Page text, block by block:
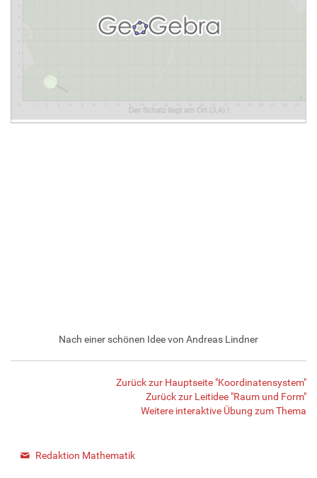
Nach einer schönen Idee von Andreas Lindner
Zurück zur Hauptseite "Koordinatensystem"
Zurück zur Leitidee "Raum und Form"
Weitere interaktive Übung zum Thema
Redaktion Mathematik